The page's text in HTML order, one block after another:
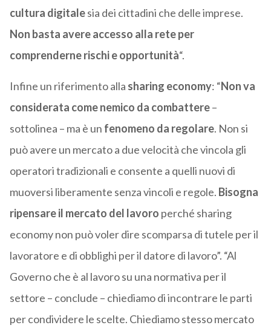
cultura digitalesia dei cittadini che delle imprese.
Non basta avere accesso alla rete per
comprenderne rischi e opportunità“.
Infine un riferimento alla sharing economy: “Non va
considerata come nemico da combattere–
sottolinea – ma è un fenomeno da regolare. Non si
può avere un mercato a due velocità che vincola gli
operatori tradizionali e consente a quelli nuovi di
muoversi liberamente senza vincoli e regole. Bisogna
ripensare il mercato del lavoro perché sharing
economy non può voler dire scomparsa di tutele per il
lavoratore e di obblighi per il datore di lavoro”. “Al
Governo che è al lavoro su una normativa per il
settore – conclude – chiediamo di incontrare le parti
per condividere le scelte. Chiediamo stesso mercato